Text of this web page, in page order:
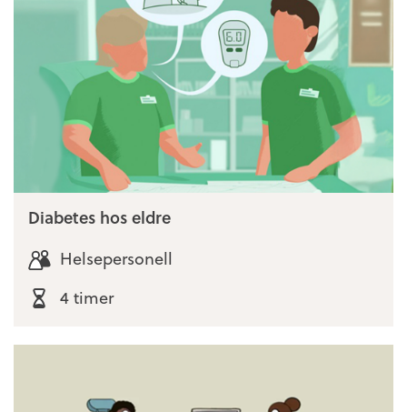
Diabetes hos eldre
Helsepersonell
4 timer